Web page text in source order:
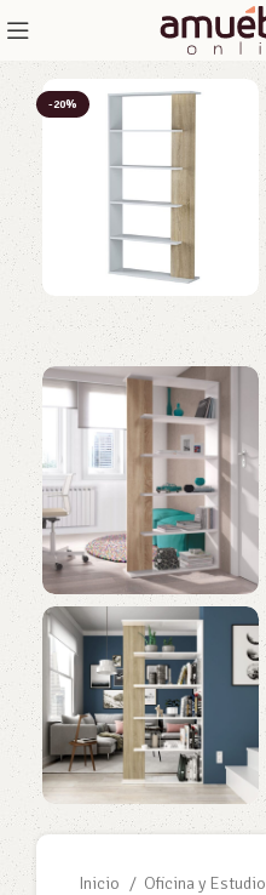
-20%
Inicio
Oficina y Estudio